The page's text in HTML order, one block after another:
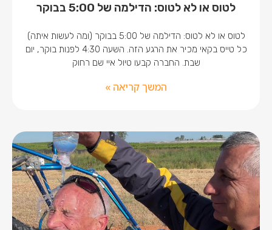
לטוס או לא לטוס: הדילמה של 5:00 בבוקר
לטוס או לא לטוס: הדילמה של 5:00 בבוקר (ומה לעשות איתה)
כל טייס בקאי מכיר את הרגע הזה. השעה 4:30 לפנות בוקר, יום
שבת. החברה קבעו טיול איי שם רחוק
המשך קריאה »